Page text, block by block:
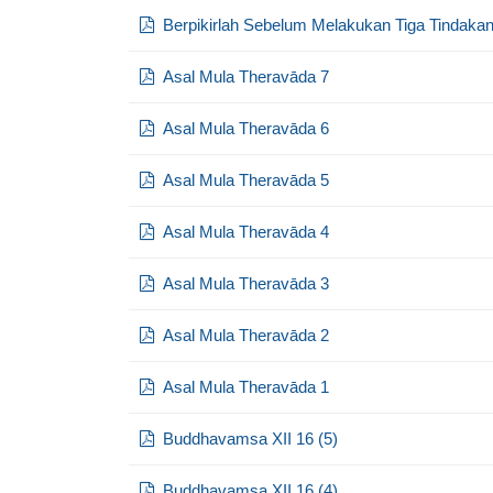
Berpikirlah Sebelum Melakukan Tiga
Asal Mula Theravāda 7
Asal Mula Theravāda 6
Asal Mula Theravāda 5
Asal Mula Theravāda 4
Asal Mula Theravāda 3
Asal Mula Theravāda 2
Asal Mula Theravāda 1
Buddhavamsa XII 16 (5)